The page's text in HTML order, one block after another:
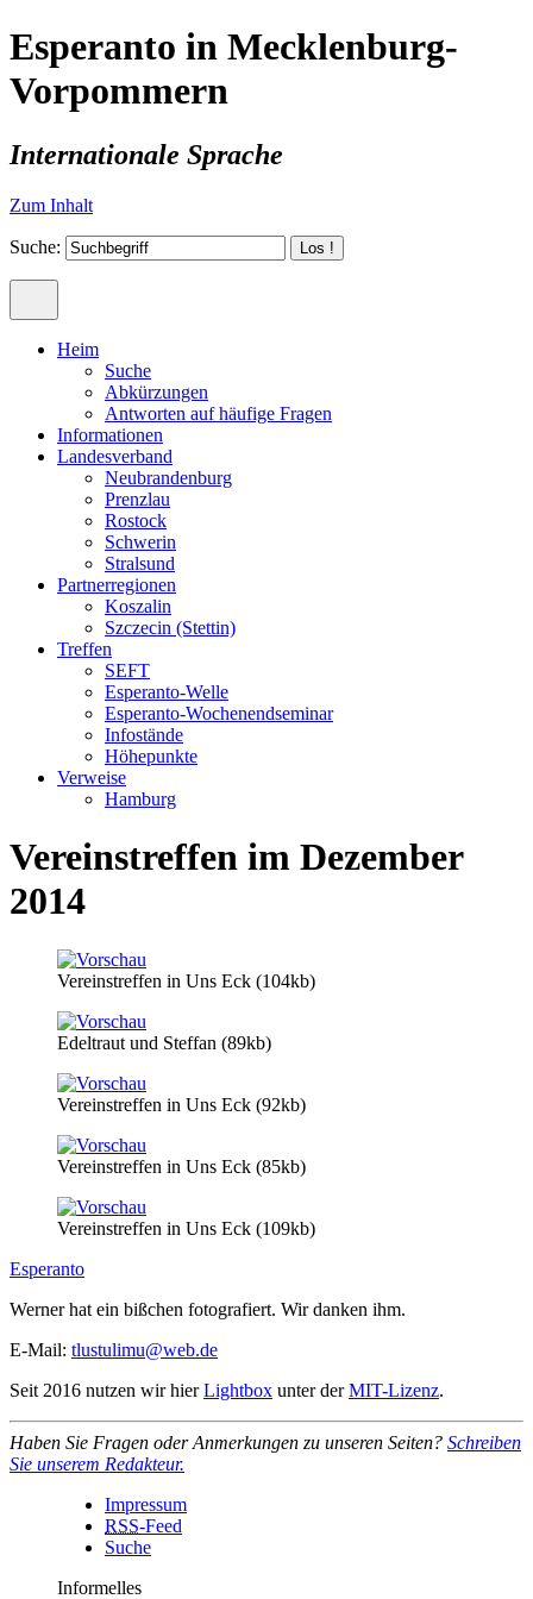
Esperanto in Mecklenburg-
Vorpommern
Internationale Sprache
Zum Inhalt
Suche:
Heim
Suche
Abkürzungen
Antworten auf häufige Fragen
Informationen
Landesverband
Neubrandenburg
Prenzlau
Rostock
Schwerin
Stralsund
Partnerregionen
Koszalin
Szczecin (Stettin)
Treffen
SEFT
Esperanto-Welle
Esperanto-Wochenendseminar
Infostände
Höhepunkte
Verweise
Hamburg
Vereinstreffen im Dezember
2014
Vereinstreffen in Uns Eck (104kb)
Edeltraut und Steffan (89kb)
Vereinstreffen in Uns Eck (92kb)
Vereinstreffen in Uns Eck (85kb)
Vereinstreffen in Uns Eck (109kb)
Esperanto
Werner hat ein bißchen fotografiert. Wir danken ihm.
E-Mail: tlustulimu@web.de
Seit 2016 nutzen wir hierLightbox unter derMIT-Lizenz.
Haben Sie Fragen oder Anmerkungen zu unseren Seiten? Schreiben
Sie unserem Redakteur.
Impressum
RSS-Feed
Suche
Informelles